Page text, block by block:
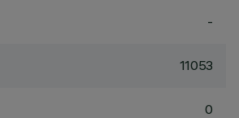
-
11053
0